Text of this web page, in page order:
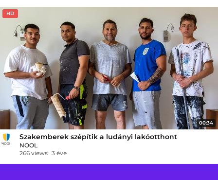
HD
00:34
Szakemberek szépítik a ludányi lakóotthont
NOOL
266 views 3 éve